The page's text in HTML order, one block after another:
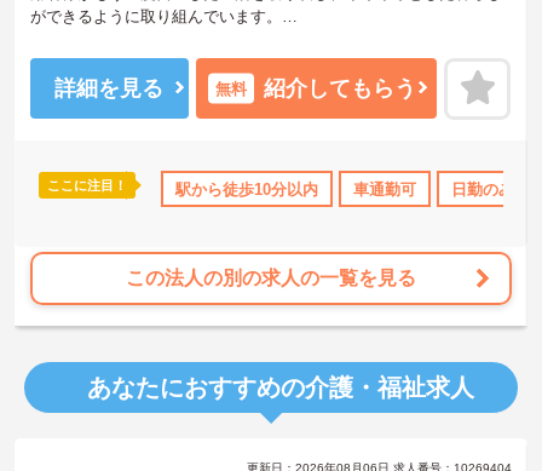
研修制度あり 産休･育休･介護休暇取得実績あり 社会保険完備
ができるように取り組んでいます。
定感のある母体です。事業拡大傾向にあるため、頑張り次第ではキ
ャリアアップも見込めるます。複数の店舗を経営しているノウハウ
を生かした研修制度も自身の成長に繋がります。自立支援に向けて
詳細を見る 無料 紹介してもらう
ここに注目！ 駅から徒歩10分以内 車通勤可 日勤のみ
この法人の別の求人の一覧を見る
あなたにおすすめの介護・福祉求人